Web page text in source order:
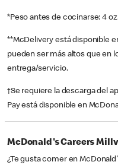
*Peso antes de cocinarse: 4
**McDelivery está disponible
pueden ser más altos que en
entrega/servicio.
†Se requiere la descarga del
Pay está disponible en
McDonald's Careers
¿Te gusta comer en